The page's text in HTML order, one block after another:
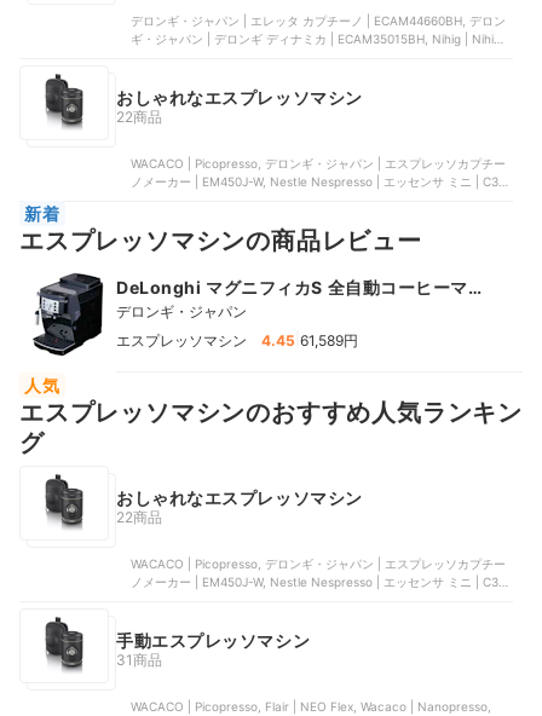
デロンギ・ジャパン | エレッタ カプチーノ | ECAM44660BH, デロン
ギ・ジャパン | デロンギ ディナミカ | ECAM35015BH, Nihig | Nihig |
コーヒーメーカー
おしゃれなエスプレッソマシン
22商品
WACACO | Picopresso, デロンギ・ジャパン | エスプレッソカプチー
ノメーカー | EM450J-W, Nestle Nespresso | エッセンサ ミニ | C30-
新着
エスプレッソマシンの商品レビュー
DeLonghi マグニフィカS 全自動コーヒーマシ
ン
デロンギ・ジャパン
エスプレッソマシン
4.45 61,589円
人気
エスプレッソマシンのおすすめ人気ランキン
グ
おしゃれなエスプレッソマシン
22商品
WACACO | Picopresso, デロンギ・ジャパン | エスプレッソカプチー
ノメーカー | EM450J-W, Nestle Nespresso | エッセンサ ミニ | C30-
手動エスプレッソマシン
31商品
WACACO | Picopresso, Flair | NEO Flex, Wacaco | Nanopresso,